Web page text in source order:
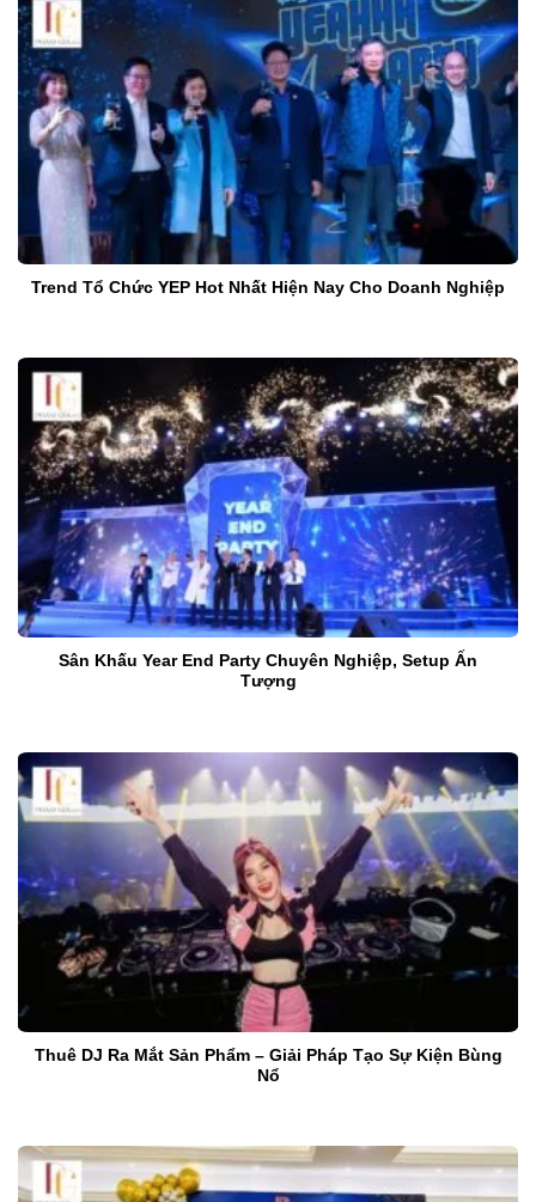
Trend Tổ Chức YEP Hot Nhất Hiện Nay Cho Doanh Nghiệp
Sân Khấu Year End Party Chuyên Nghiệp, Setup Ấn
Tượng
Thuê DJ Ra Mắt Sản Phẩm – Giải Pháp Tạo Sự Kiện Bùng
Nổ